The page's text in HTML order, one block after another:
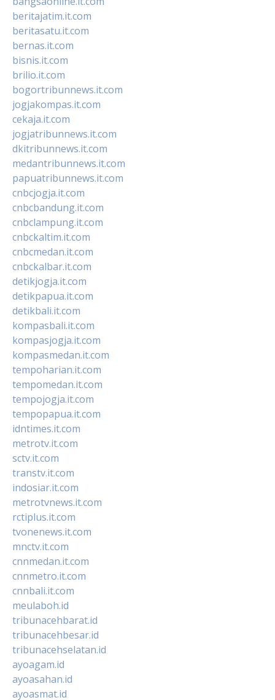
beritajatim.it.com
beritasatu.it.com
bernas.it.com
bisnis.it.com
brilio.it.com
bogortribunnews.it.com
jogjakompas.it.com
cekaja.it.com
jogjatribunnews.it.com
dkitribunnews.it.com
medantribunnews.it.com
papuatribunnews.it.com
cnbcjogja.it.com
cnbcbandung.it.com
cnbclampung.it.com
cnbckaltim.it.com
cnbcmedan.it.com
cnbckalbar.it.com
detikjogja.it.com
detikpapua.it.com
detikbali.it.com
kompasbali.it.com
kompasjogja.it.com
kompasmedan.it.com
tempoharian.it.com
tempomedan.it.com
tempojogja.it.com
tempopapua.it.com
idntimes.it.com
metrotv.it.com
sctv.it.com
transtv.it.com
indosiar.it.com
metrotvnews.it.com
rctiplus.it.com
tvonenews.it.com
mnctv.it.com
cnnmedan.it.com
cnnmetro.it.com
cnnbali.it.com
meulaboh.id
tribunacehbarat.id
tribunacehbesar.id
tribunacehselatan.id
ayoagam.id
ayoasahan.id
ayoasmat.id